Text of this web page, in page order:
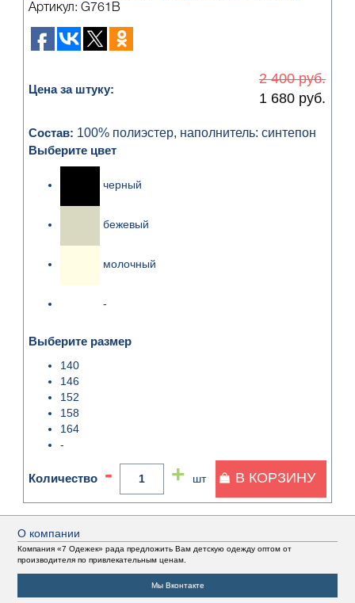
Артикул: G761B
Цена за штуку:
2 400 руб.
1 680 руб.
Состав: 100% полиэстер, наполнитель: синтепон
Выберите цвет
черный
бежевый
молочный
-
Выберите размер
140
146
152
158
164
-
Количество - + шт В КОРЗИНУ
О компании
Компания «7 Одежек» рада предложить Вам детскую одежду оптом от
производителя по привлекательным ценам.
Мы Вконтакте